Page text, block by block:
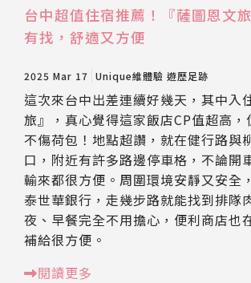
台中超值住宿推薦！『薩圖恩文
有找，舒適又方便
2025 Mar 17 Unique維體驗 遊歷足跡
這次來台中出差連續好幾天，其中入
旅』，真心覺得這家飯店CP值超高，
不傷荷包！地點超讚，就在健行路與
口，附近有許多路邊停車格，不論開
輸來都很方便。周圍環境安靜又安全
泰世華銀行，走幾步路就能找到排隊
夜、早餐完全不用擔心，便利商店也
補給很方便。
閱讀更多